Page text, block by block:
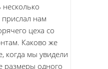
нам
цеха со
Каково же
когда мы увидели
размеры одного